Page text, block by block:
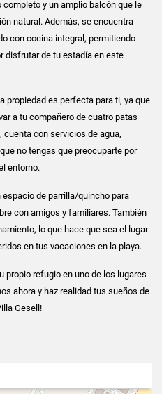
y un amplio balcón que le
natural. Además, se encuentra
con cocina integral, permitiendo
disfrutar de tu estadía en este
propiedad es perfecta para ti, ya que
a tu compañero de cuatro patas
con servicios de agua,
no tengas que preocuparte por
entorno.
de parrilla/quincho para
con amigos y familiares. También
lo que hace que sea el lugar
en tus vacaciones en la playa.
propio refugio en uno de los lugares
ahora y haz realidad tus sueños de
Gesell!